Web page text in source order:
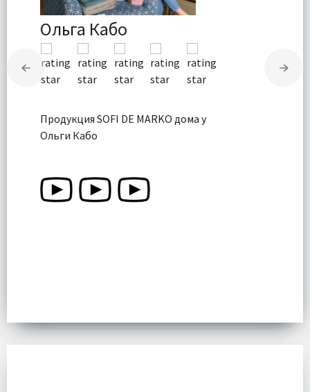
Ольга Кабо
Продукция SOFI DE MARKO дома у
Ольги Кабо